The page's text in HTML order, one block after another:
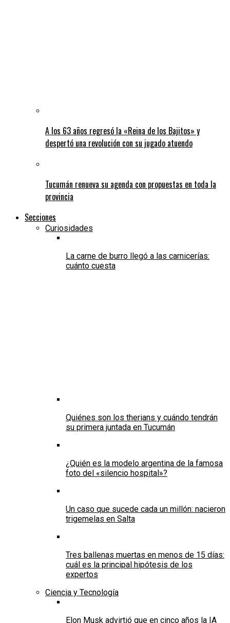
A los 63 años regresó la «Reina de los Bajitos» y
despertó una revolución con su jugado atuendo
Tucumán renueva su agenda con propuestas en toda la
provincia
Secciones
Curiosidades
La carne de burro llegó a las carnicerías:
cuánto cuesta
Quiénes son los therians y cuándo tendrán
su primera juntada en Tucumán
¿Quién es la modelo argentina de la famosa
foto del «silencio hospital»?
Un caso que sucede cada un millón: nacieron
trigemelas en Salta
Tres ballenas muertas en menos de 15 días:
cuál es la principal hipótesis de los
expertos
Ciencia y Tecnología
Elon Musk advirtió que en cinco años la IA